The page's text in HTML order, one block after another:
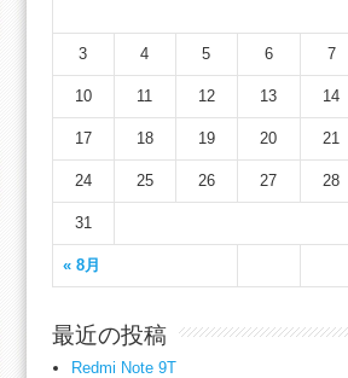
« 8月
3 4 5 6 7
10 11 12 13 14
17 18 19 20 21
24 25 26 27 28
31
最近の投稿
Redmi Note 9T